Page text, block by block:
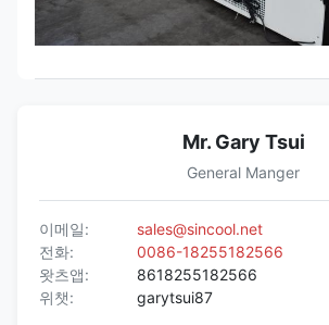
Mr. Gary Tsui
General Manger
이메일:
sales@sincool.net
전화:
0086-18255182566
왓츠앱:
8618255182566
위챗:
garytsui87